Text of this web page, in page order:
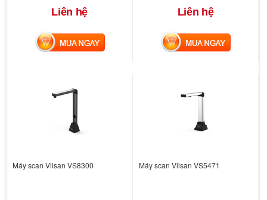
Liên hệ
MUA NGAY
Liên hệ
MUA NGAY
Máy scan Viisan VS8300 Máy scan Viisan VS5471